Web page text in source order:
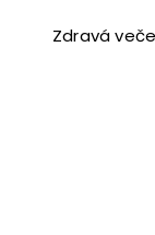
Zdravá